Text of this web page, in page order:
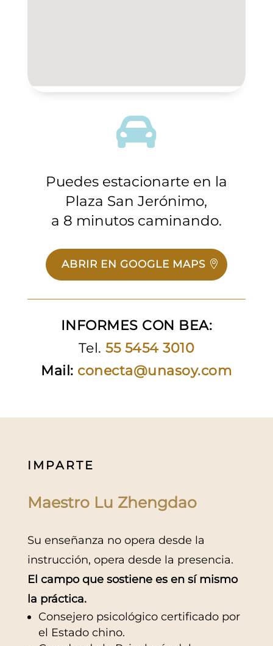

Puedes estacionarte en la
Plaza San Jerónimo,
a 8 minutos caminando.
ABRIR EN GOOGLE MAPS
INFORMES CON BEA:
Tel.55 5454 3010
Mail: conecta@unasoy.com
IMPARTE
Maestro Lu Zhengdao
Su enseñanza no opera desde la
instrucción, opera desde la presencia.
El campo que sostiene es en sí mismo
la práctica.
Consejero psicológico certificado por
el Estado chino.